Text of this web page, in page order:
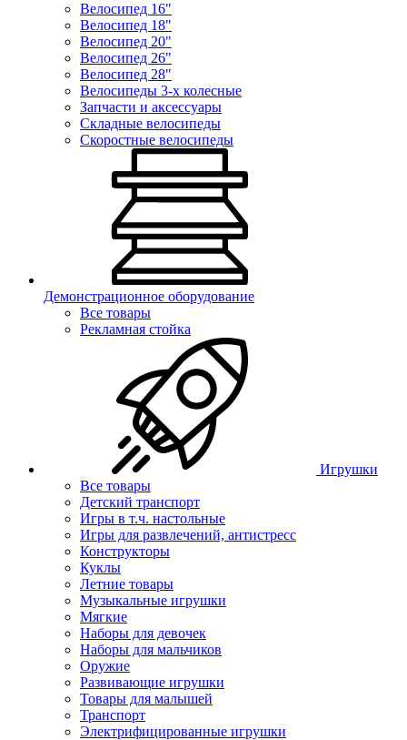
Велосипед 16"
Велосипед 18"
Велосипед 20"
Велосипед 26"
Велосипед 28"
Велосипеды 3-х колесные
Запчасти и аксессуары
Складные велосипеды
Скоростные велосипеды
Демонстрационное оборудование
Все товары
Рекламная стойка
Игрушки
Все товары
Детский транспорт
Игры в т.ч. настольные
Игры для развлечений, антистресс
Конструкторы
Куклы
Летние товары
Музыкальные игрушки
Мягкие
Наборы для девочек
Наборы для мальчиков
Оружие
Развивающие игрушки
Товары для малышей
Транспорт
Электрифицированные игрушки